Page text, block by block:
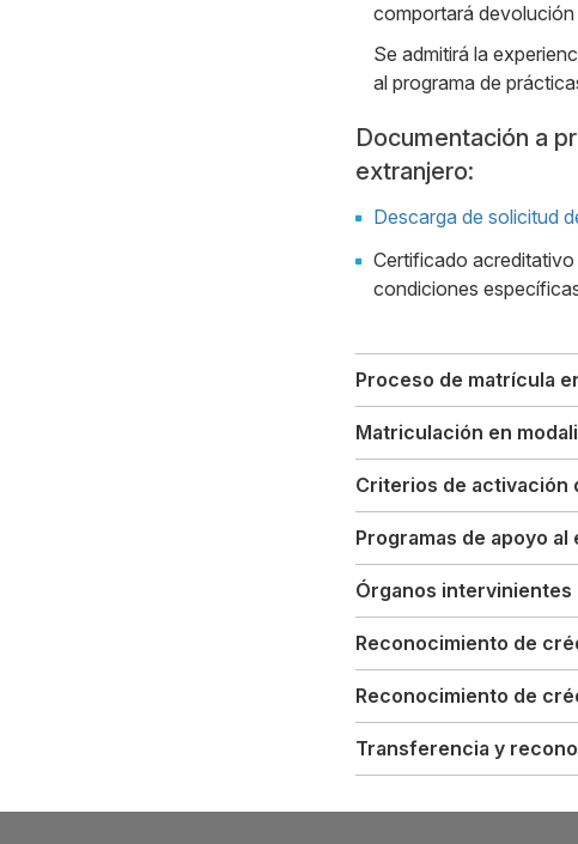
comportará
Se admitirá la
al programa de
Documentación a
extranjero:
Descarga de solicitud
Certificado acreditativo
condiciones
Proceso de matrícula
Matriculación en
Criterios de activación
Programas de apoyo al
Órganos
Reconocimiento de
Reconocimiento de
Transferencia y